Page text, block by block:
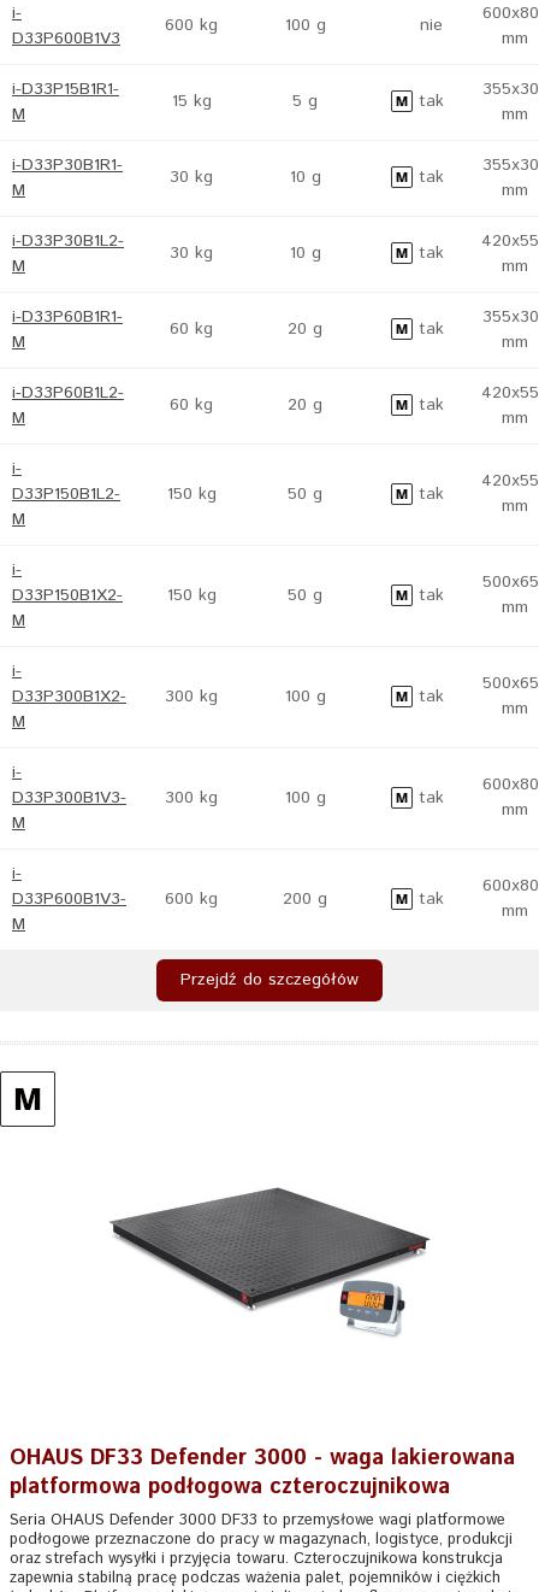
i-
D33P600B1V3
600 kg 100 g nie
mm
i-D33P15B1R1-
M
15 kg 5 g tak
mm
i-D33P30B1R1-
M
30 kg 10 g tak
mm
i-D33P30B1L2-
M
30 kg 10 g tak
mm
i-D33P60B1R1-
M
60 kg 20 g tak
mm
i-D33P60B1L2-
M
60 kg 20 g tak
mm
i-
D33P150B1L2-
M
150 kg 50 g tak
mm
i-
D33P150B1X2-
M
150 kg 50 g tak
mm
i-
D33P300B1X2-
M
300 kg 100 g tak
mm
i-
D33P300B1V3-
M
300 kg 100 g tak
mm
i-
D33P600B1V3-
M
600 kg 200 g tak
mm
Przejdź do szczegółów
OHAUS DF33 Defender 3000 - waga lakierowana
platformowa podłogowa czteroczujnikowa
Seria OHAUS Defender 3000 DF33 to przemysłowe wagi platformowe
podłogowe przeznaczone do pracy w magazynach, logistyce, produkcji
oraz strefach wysyłki i przyjęcia towaru. Czteroczujnikowa konstrukcja
zapewnia stabilną pracę podczas ważenia palet, pojemników i ciężkich